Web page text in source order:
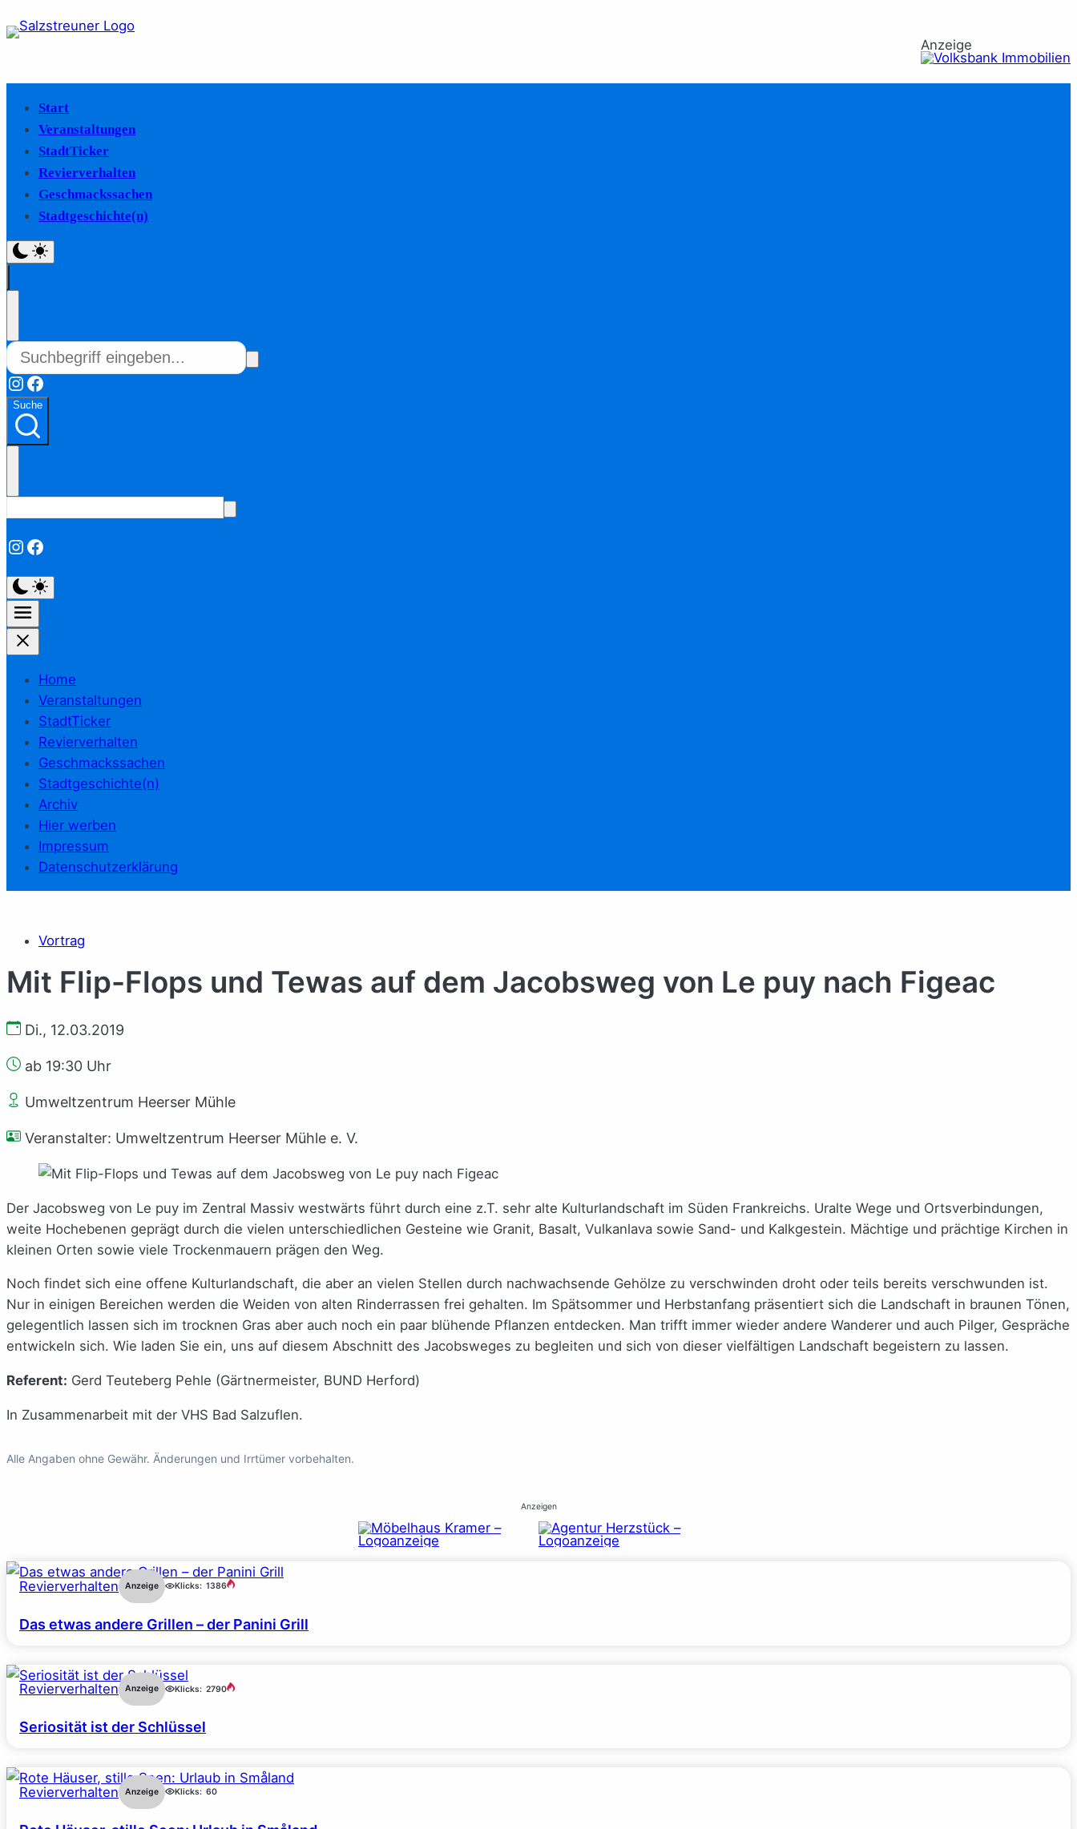
Anzeige
Start
Veranstaltungen
StadtTicker
Revierverhalten
Geschmackssachen
Stadtgeschichte(n)
Instagram
Facebook
Suche
Instagram
Facebook
Home
Veranstaltungen
StadtTicker
Revierverhalten
Geschmackssachen
Stadtgeschichte(n)
Archiv
Hier werben
Impressum
Datenschutzerklärung
Vortrag
Mit Flip-Flops und Tewas auf dem Jacobsweg von Le puy nach Figeac
Di., 12.03.2019
ab 19:30 Uhr
Umweltzentrum Heerser Mühle
Veranstalter: Umweltzentrum Heerser Mühle e. V.
Der Jacobsweg von Le puy im Zentral Massiv westwärts führt durch eine z.T. sehr alte Kulturlandschaft im Süden Frankreichs. Uralte Wege und Ortsverbindungen,
weite Hochebenen geprägt durch die vielen unterschiedlichen Gesteine wie Granit, Basalt, Vulkanlava sowie Sand- und Kalkgestein. Mächtige und prächtige Kirchen in
kleinen Orten sowie viele Trockenmauern prägen den Weg.
Noch findet sich eine offene Kulturlandschaft, die aber an vielen Stellen durch nachwachsende Gehölze zu verschwinden droht oder teils bereits verschwunden ist.
Nur in einigen Bereichen werden die Weiden von alten Rinderrassen frei gehalten. Im Spätsommer und Herbstanfang präsentiert sich die Landschaft in braunen Tönen,
gelegentlich lassen sich im trocknen Gras aber auch noch ein paar blühende Pflanzen entdecken. Man trifft immer wieder andere Wanderer und auch Pilger, Gespräche
entwickeln sich. Wie laden Sie ein, uns auf diesem Abschnitt des Jacobsweges zu begleiten und sich von dieser vielfältigen Landschaft begeistern zu lassen.
Referent: Gerd Teuteberg Pehle (Gärtnermeister, BUND Herford)
In Zusammenarbeit mit der VHS Bad Salzuflen.
Alle Angaben ohne Gewähr. Änderungen und Irrtümer vorbehalten.
Anzeigen
Revierverhalten Anzeige Klicks: 1386
Das etwas andere Grillen – der Panini Grill
Revierverhalten Anzeige Klicks: 2790
Seriosität ist der Schlüssel
Revierverhalten Anzeige Klicks: 60